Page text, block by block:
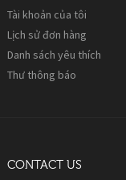
Tài khoản của tôi
Lịch sử đơn hàng
Danh sách yêu thích
Thư thông báo
CONTACT US